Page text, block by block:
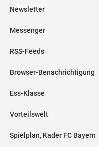
Newsletter
Messenger
RSS-Feeds
Browser-Benachrichtigung
Ess-Klasse
Vorteilswelt
Spielplan, Kader FC Bayern